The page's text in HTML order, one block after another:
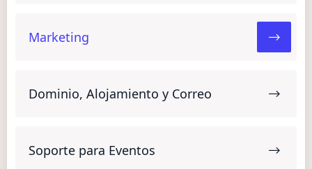
Marketing
Dominio, Alojamiento y Correo
Soporte para Eventos